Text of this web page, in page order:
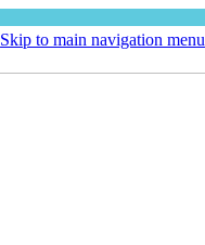
Skip to main navigation menu